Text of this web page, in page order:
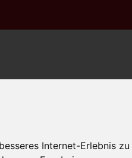
Internet-Erlebnis
ÜBER UNS